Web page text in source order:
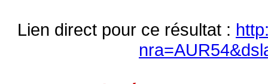
Lien direct pour ce résultat :